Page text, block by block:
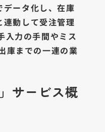
ータ化し、在庫
動して受注管理
入力の手間やミス
庫までの一連の業
サービス概